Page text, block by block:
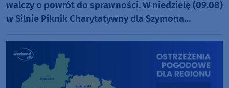
walczy o powrót do sprawności. W niedzielę (09.08)
w Silnie Piknik Charytatywny dla Szymona